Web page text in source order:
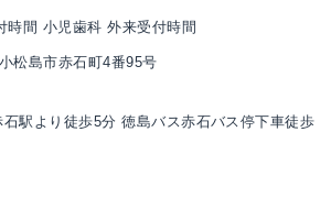
時間 小児歯科 外来受付時間
松島市赤石町4番95号
駅より徒歩5分 徳島バス赤石バス停下車徒歩